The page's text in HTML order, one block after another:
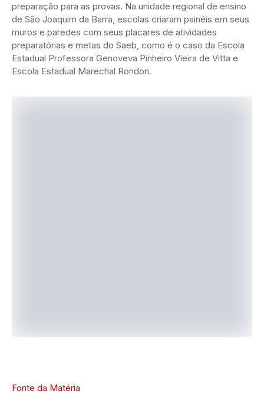
preparação para as provas. Na unidade regional de ensino
de São Joaquim da Barra, escolas criaram painéis em seus
muros e paredes com seus placares de atividades
preparatórias e metas do Saeb, como é o caso da Escola
Estadual Professora Genoveva Pinheiro Vieira de Vitta e
Escola Estadual Marechal Rondon.
Fonte da Matéria